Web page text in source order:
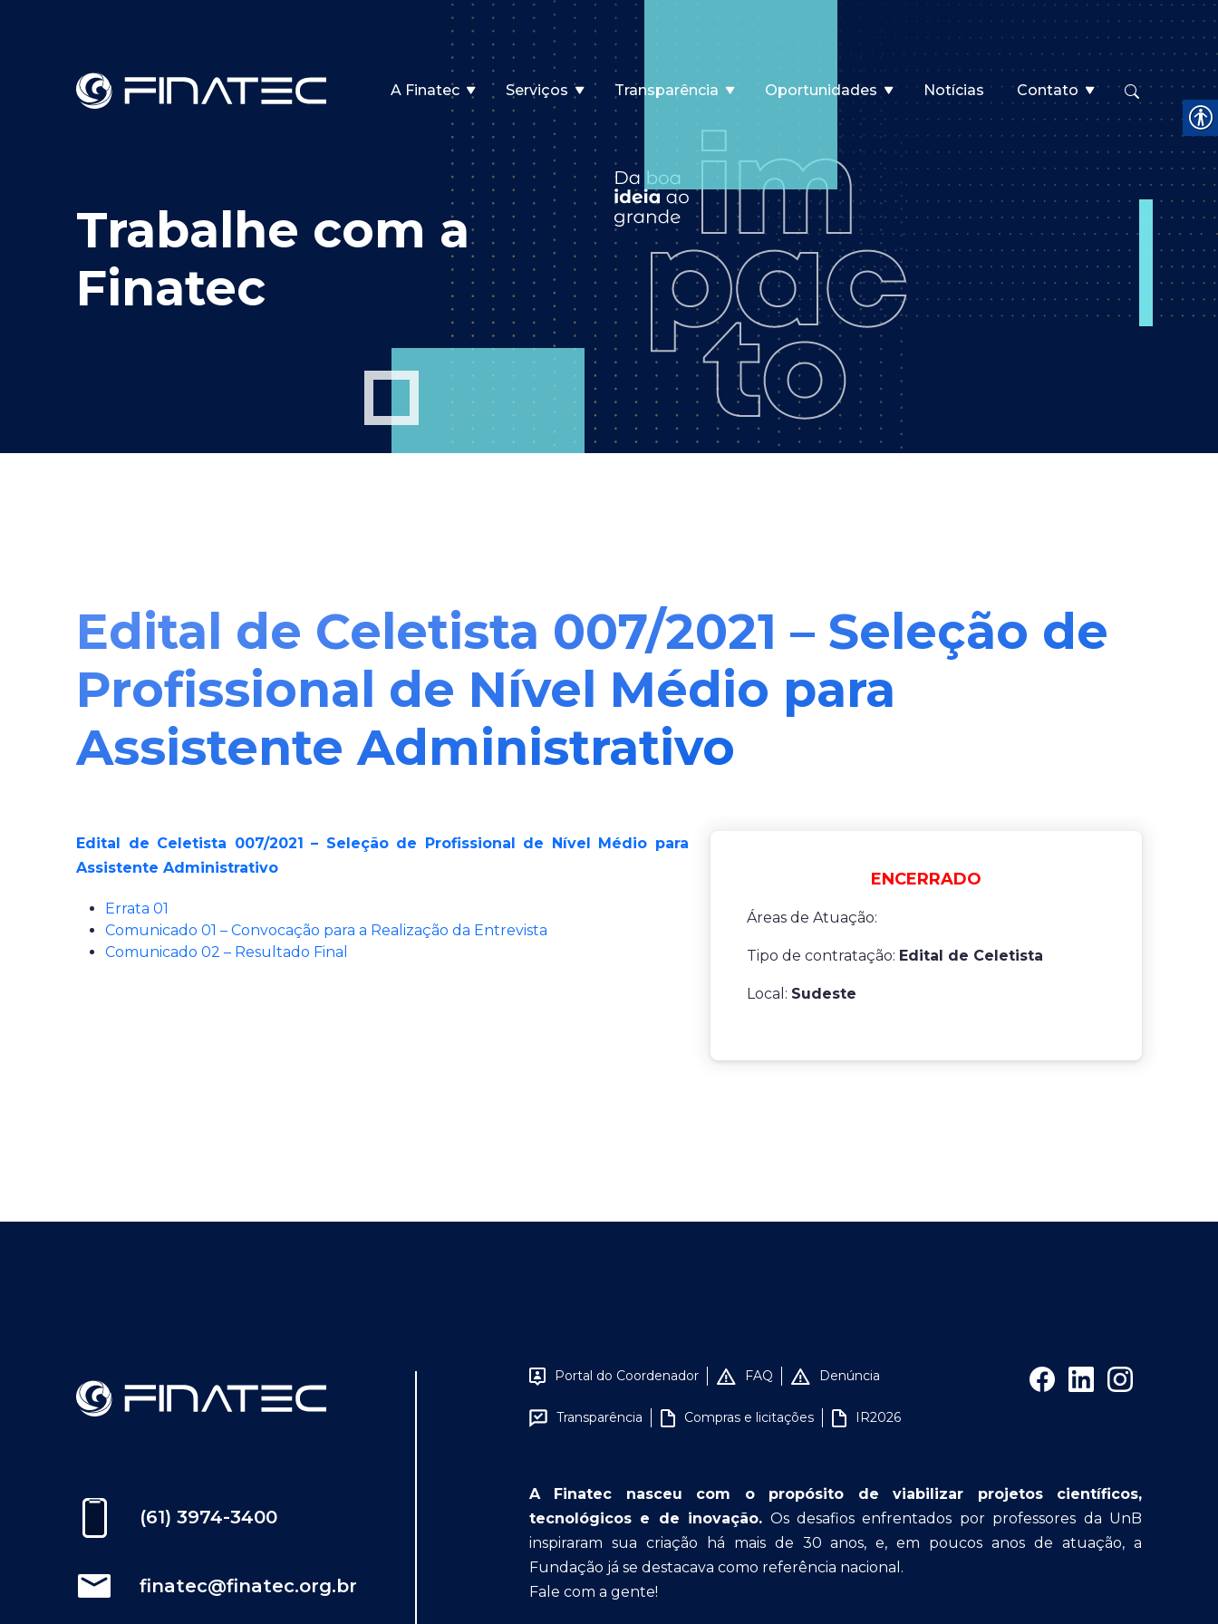
A Finatec Serviços Transparência Oportunidades Notícias Contato
Trabalhe com a
Finatec
Edital de Celetista 007/2021 – Seleção de
Profissional de Nível Médio para
Assistente Administrativo
Edital de Celetista 007/2021 – Seleção de Profissional de Nível Médio para
Assistente Administrativo
Errata 01
Comunicado 01 – Convocação para a Realização da Entrevista
Comunicado 02 – Resultado Final
ENCERRADO
Áreas de Atuação:
Tipo de contratação: Edital de Celetista
Local: Sudeste
(61) 3974-3400
finatec@finatec.org.br
Portal do Coordenador FAQ Denúncia
Transparência Compras e licitações IR2026
A Finatec nasceu com o propósito de viabilizar projetos científicos,
tecnológicos e de inovação. Os desafios enfrentados por professores da UnB
inspiraram sua criação há mais de 30 anos, e, em poucos anos de atuação, a
Fundação já se destacava como referência nacional.
Fale com a gente!